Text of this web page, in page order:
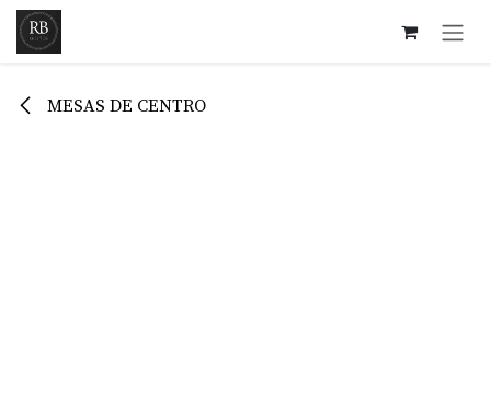
Ir al contenido
MESAS DE CENTRO